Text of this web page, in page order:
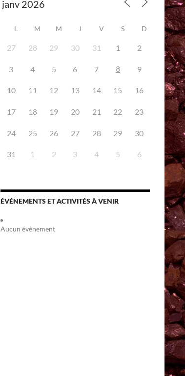
L M M J V S D
27 28 29 30 31 1 2
3 4 5 6 7 8 9
10 11 12 13 14 15 16
17 18 19 20 21 22 23
24 25 26 27 28 29 30
31 1 2 3 4 5 6
ÉVÉNEMENTS ET ACTIVITÉS À VENIR
Aucun évènement